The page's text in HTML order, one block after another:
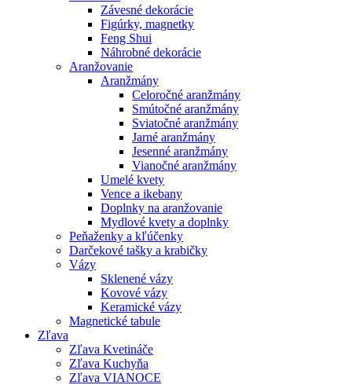
Závesné dekorácie
Figúrky, magnetky
Feng Shui
Náhrobné dekorácie
Aranžovanie
Aranžmány
Celoročné aranžmány
Smútočné aranžmány
Sviatočné aranžmány
Jarné aranžmány
Jesenné aranžmány
Vianočné aranžmány
Umelé kvety
Vence a ikebany
Doplnky na aranžovanie
Mydlové kvety a doplnky
Peňaženky a kľúčenky
Darčekové tašky a krabičky
Vázy
Sklenené vázy
Kovové vázy
Keramické vázy
Magnetické tabule
Zľava
Zľava Kvetináče
Zľava Kuchyňa
Zľava VIANOCE